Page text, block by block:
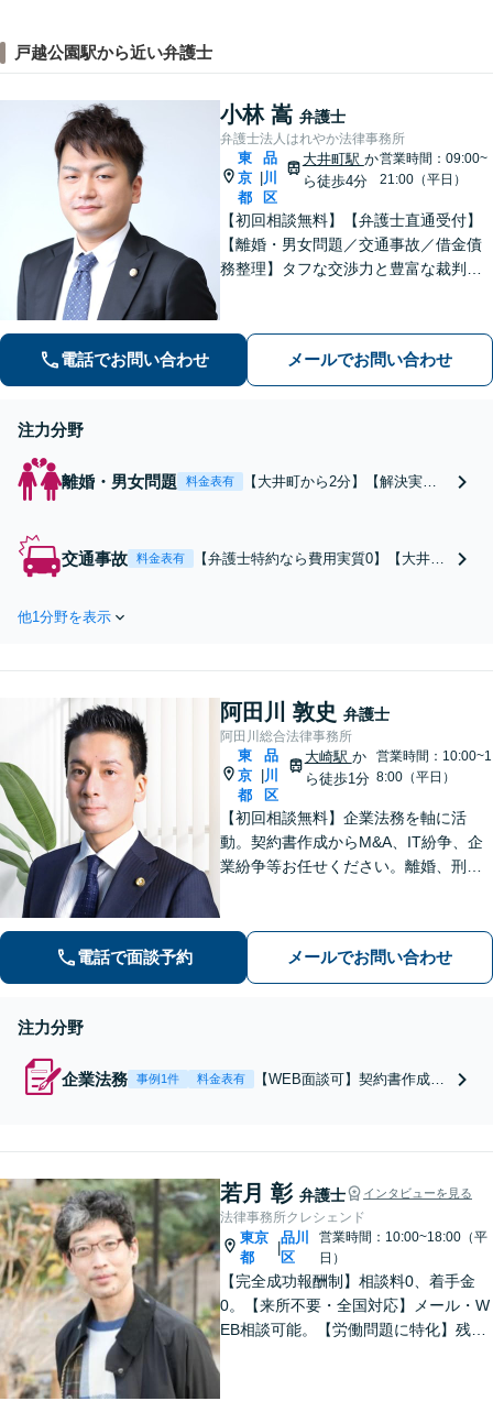
戸越公園駅から近い弁護士
小林 嵩 弁護士
弁護士法人はれやか法律事務所
東
京
都
品
川
区
大井町駅 か
ら徒歩4分
営業時間：09:00~
21:00（平日）
【初回相談無料】【弁護士直通受付】
【離婚・男女問題／交通事故／借金債
務整理】タフな交渉力と豊富な裁判の
スを提供します。【大井町駅徒歩2分】
電話でお問い合わせ メールでお問い合わせ
注力分野
離婚・男女問題 料金表有
【大井町から2分】【解決実績
婚を考えたら一度ご相談くださ
交通事故 料金表有
【弁護士特約なら費用実質0】【大井町
ごとは弁護士にお任せください。代理
他1分野を表示
阿田川 敦史 弁護士
阿田川総合法律事務所
東
京
都
品
川
区
大崎駅 か
ら徒歩1分
営業時間：10:00~1
8:00（平日）
【初回相談無料】企業法務を軸に活
動。契約書作成からM&A、IT紛争、企
業紛争等お任せください。離婚、刑事
崎駅徒歩1分】【弁護士歴10年以上】
電話で面談予約 メールでお問い合わせ
注力分野
企業法務 事例1件 料金表有
【WEB面談可】契約書作成、
り柔軟に対応しますのでまず
はご相談ください。機関設
計、株主総会対策、労使間紛
争、知的財産等関連も対応。
若月 彰 弁護士 インタビューを見る
法律事務所クレシェンド
東京
都
|
品川
区
営業時間：10:00~18:00（平
日）
【完全成功報酬制】相談料0、着手金
0。【来所不要・全国対応】メール・W
EB相談可能。【労働問題に特化】残業